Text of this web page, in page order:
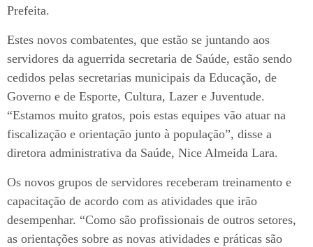
Prefeita.
Estes novos combatentes, que estão se juntando aos
servidores da aguerrida secretaria de Saúde, estão sendo
cedidos pelas secretarias municipais da Educação, de
Governo e de Esporte, Cultura, Lazer e Juventude.
“Estamos muito gratos, pois estas equipes vão atuar na
fiscalização e orientação junto à população”, disse a
diretora administrativa da Saúde, Nice Almeida Lara.
Os novos grupos de servidores receberam treinamento e
capacitação de acordo com as atividades que irão
desempenhar. “Como são profissionais de outros setores,
as orientações sobre as novas atividades e práticas são